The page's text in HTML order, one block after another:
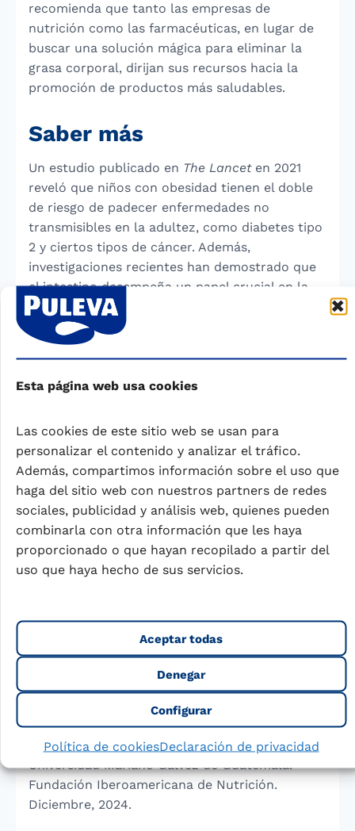
Esta página web usa cookies
Las cookies de este sitio web se usan para
personalizar el contenido y analizar el tráfico.
Además, compartimos información sobre el uso que
haga del sitio web con nuestros partners de redes
sociales, publicidad y análisis web, quienes pueden
combinarla con otra información que les haya
proporcionado o que hayan recopilado a partir del
uso que haya hecho de sus servicios.
Aceptar todas
Denegar
Configurar
Política de cookiesDeclaración de privacidad
recomienda que tanto las empresas de
nutrición como las farmacéuticas, en lugar de
buscar una solución mágica para eliminar la
grasa corporal, dirijan sus recursos hacia la
promoción de productos más saludables.
Saber más
Un estudio publicado en The Lanceten 2021
reveló que niños con obesidad tienen el doble
de riesgo de padecer enfermedades no
transmisibles en la adultez, como diabetes tipo
2 y ciertos tipos de cáncer. Además,
investigaciones recientes han demostrado que
el intestino desempeña un papel crucial en la
regulación del peso, lo que ha llevado al
desarrollo de tratamientos que modulan el
microbioma intestinal para combatir la
niños que consumen alimentos ricos en fibra y
tienen menos probabilidades de desarrollar
obesidad.
Para finalizar, te recomendamos que visites a
nuestro producto deleche Puleva de
crecimientoy conozcas el resto de nuestra
gama de leches.
Dª. Trinidad Aparicio Pérez, Psicóloga,
Especialista en infancia y adolescencia
Revisado por María Gabriela Sagastume
Rodríguez , Estudiante de Nutrición Clínica,
Universidad Mariano Gálvez de Guatemala.
Fundación Iberoamericana de Nutrición.
Diciembre, 2024.